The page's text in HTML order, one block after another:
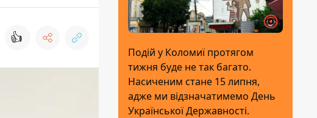
👍
Подій у Коломиї протягом
тижня буде не так багато.
Насиченим стане 15 липня,
адже ми відзначатимемо День
Української Державності.